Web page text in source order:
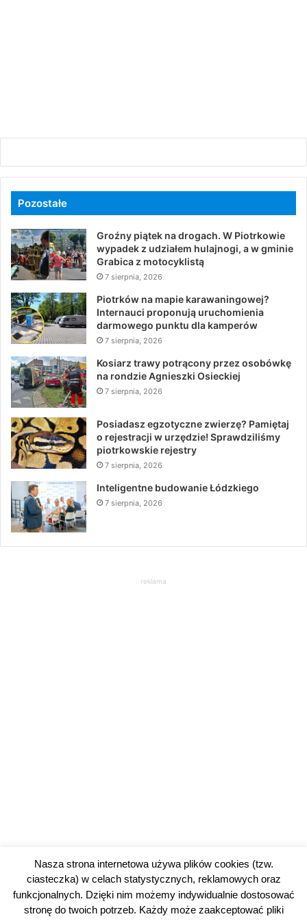
Pozostałe
Groźny piątek na drogach. W Piotrkowie
wypadek z udziałem hulajnogi, a w gminie
Grabica z motocyklistą
7 sierpnia, 2026
Piotrków na mapie karawaningowej?
Internauci proponują uruchomienia
darmowego punktu dla kamperów
7 sierpnia, 2026
Kosiarz trawy potrącony przez osobówkę
na rondzie Agnieszki Osieckiej
7 sierpnia, 2026
Posiadasz egzotyczne zwierzę? Pamiętaj
o rejestracji w urzędzie! Sprawdziliśmy
piotrkowskie rejestry
7 sierpnia, 2026
Inteligentne budowanie Łódzkiego
7 sierpnia, 2026
reklama
Nasza strona internetowa używa plików cookies (tzw.
ciasteczka) w celach statystycznych, reklamowych oraz
funkcjonalnych. Dzięki nim możemy indywidualnie dostosować
stronę do twoich potrzeb. Każdy może zaakceptować pliki